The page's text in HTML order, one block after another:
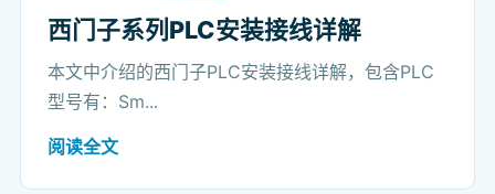
西门子系列PLC安装接线详解
本文中介绍的西门子PLC安装接线详解，包含PLC
型号有：Sm...
阅读全文